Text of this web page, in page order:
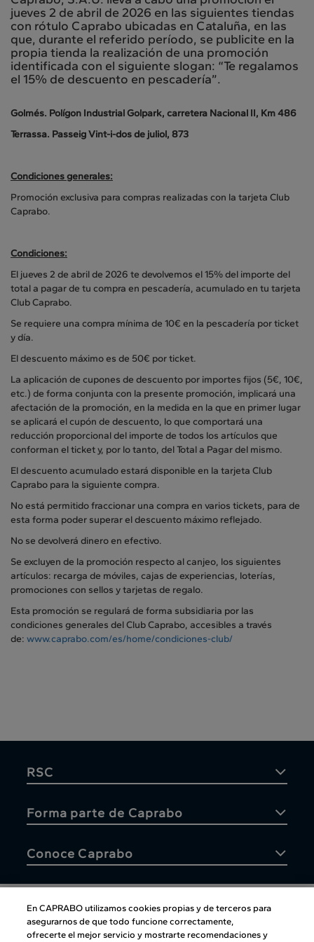
jueves 2 de abril de 2026 en las siguientes tiendas
con rótulo Caprabo ubicadas en Cataluña, en las
que, durante el referido período, se publicite en la
propia tienda la realización de una promoción
identificada con el siguiente slogan: “Te regalamos
el 15% de descuento en pescadería”.
Golmés. Polígon Industrial Golpark, carretera Nacional II, Km 486
Terrassa. Passeig Vint-i-dos de juliol, 873
Condiciones generales:
Promoción exclusiva para compras realizadas con la tarjeta Club
Caprabo.
Condiciones:
El jueves 2 de abril de 2026 te devolvemos el 15% del importe del
total a pagar de tu compra en pescadería, acumulado en tu tarjeta
Club Caprabo.
Se requiere una compra mínima de 10€ en la pescadería por ticket
y día.
El descuento máximo es de 50€ por ticket.
La aplicación de cupones de descuento por importes fijos (5€, 10€,
etc.) de forma conjunta con la presente promoción, implicará una
afectación de la promoción, en la medida en la que en primer lugar
se aplicará el cupón de descuento, lo que comportará una
reducción proporcional del importe de todos los artículos que
conforman el ticket y, por lo tanto, del Total a Pagar del mismo.
El descuento acumulado estará disponible en la tarjeta Club
Caprabo para la siguiente compra.
No está permitido fraccionar una compra en varios tickets, para de
esta forma poder superar el descuento máximo reflejado.
No se devolverá dinero en efectivo.
Se excluyen de la promoción respecto al canjeo, los siguientes
artículos: recarga de móviles, cajas de experiencias, loterías,
promociones con sellos y tarjetas de regalo.
Esta promoción se regulará de forma subsidiaria por las
condiciones generales del Club Caprabo, accesibles a través
de: www.caprabo.com/es/home/condiciones-club/
RSC
Forma parte de Caprabo
Conoce Caprabo
Atención al cliente
En CAPRABO utilizamos cookies propias y de terceros para
asegurarnos de que todo funcione correctamente,
ofrecerte el mejor servicio y mostrarte recomendaciones y